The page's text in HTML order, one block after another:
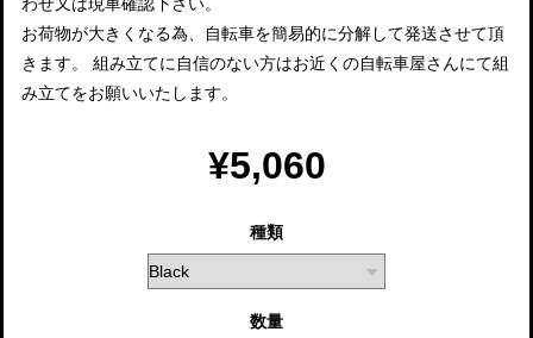
わせ又は現車確認下さい。
お荷物が大きくなる為、自転車を簡易的に分解して発送させて頂
きます。 組み立てに自信のない方はお近くの自転車屋さんにて組
み立てをお願いいたします。
¥5,060
種類
数量